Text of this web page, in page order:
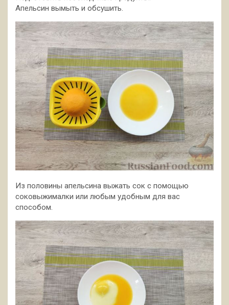
Апельсин вымыть и обсушить.
Из половины апельсина выжать сок с помощью
соковыжималки или любым удобным для вас
способом.